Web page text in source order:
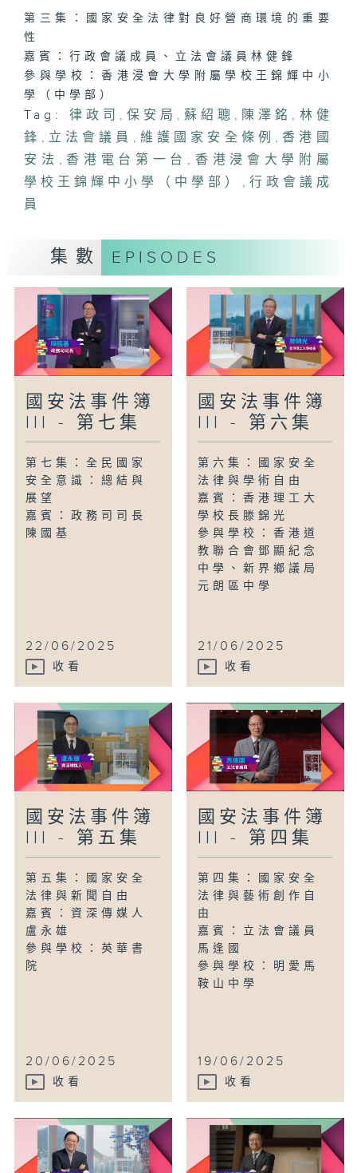
第三集：國家安全法律對良好營商環境的重要
性
嘉賓：行政會議成員、立法會議員林健鋒
參與學校：香港浸會大學附屬學校王錦輝中小
學（中學部）
Tag: 律政司 , 保安局 , 蘇紹聰 , 陳澤銘 , 林健
鋒 , 立法會議員 , 維護國家安全條例 , 香港國
安法 , 香港電台第一台 , 香港浸會大學附屬
學校王錦輝中小學（中學部） , 行政會議成
員
集數 EPISODES
國安法事件簿
III - 第七集
第七集：全民國家
安全意識：總結與
展望
嘉賓：政務司司長
陳國基
22/06/2025
收看
國安法事件簿
III - 第六集
第六集：國家安全
法律與學術自由
嘉賓：香港理工大
學校長滕錦光
參與學校：香港道
教聯合會鄧顯紀念
中學、新界鄉議局
元朗區中學
21/06/2025
收看
國安法事件簿
III - 第五集
第五集：國家安全
法律與新聞自由
嘉賓：資深傳媒人
盧永雄
參與學校：英華書
院
20/06/2025
收看
國安法事件簿
III - 第四集
第四集：國家安全
法律與藝術創作自
由
嘉賓：立法會議員
馬逢國
參與學校：明愛馬
鞍山中學
19/06/2025
收看